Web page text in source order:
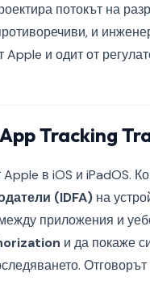
потокът на
и
и одит от
Tracking
в iOS и iPadOS.
(IDFA) на
приложения и
и да покаже